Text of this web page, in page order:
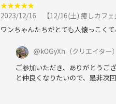
★★★★★
2023/12/16
【12/16(土) 癒しカフ
ワンちゃんたちがとても人懐っこく
@kOGyXh （クリエイター）
ご参加いただき、ありがとう
と仲良くなりたいので、是非次